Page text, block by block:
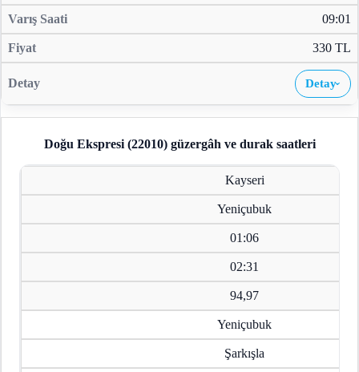
09:01
330 TL
Detay›
Doğu Ekspresi (22010)güzergâh ve durak saatleri
Kayseri
Yeniçubuk
01:06
02:31
94,97
Yeniçubuk
Şarkışla